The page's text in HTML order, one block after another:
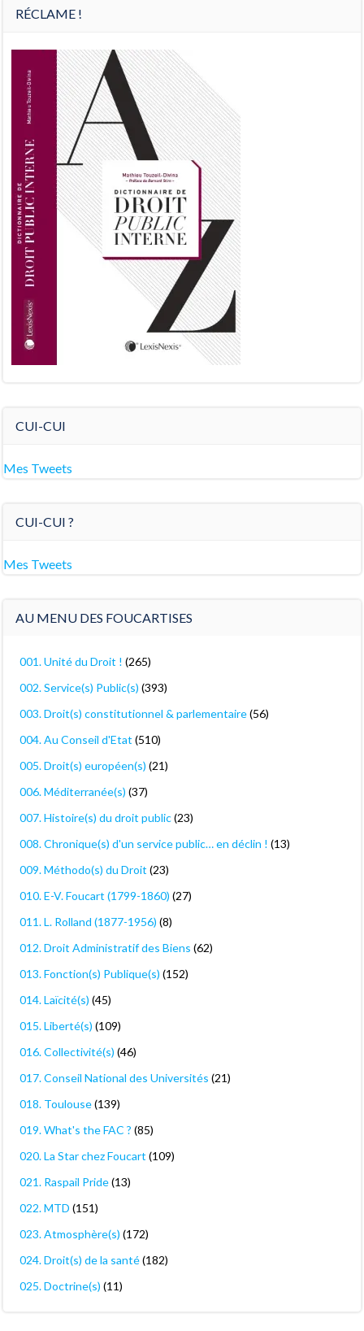
RÉCLAME !
CUI-CUI
Mes Tweets
CUI-CUI ?
Mes Tweets
AU MENU DES FOUCARTISES
001. Unité du Droit ! (265)
002. Service(s) Public(s) (393)
003. Droit(s) constitutionnel & parlementaire(56)
004. Au Conseil d'Etat (510)
005. Droit(s) européen(s) (21)
006. Méditerranée(s) (37)
007. Histoire(s) du droit public(23)
008. Chronique(s) d'un service public… en déclin ! (13)
009. Méthodo(s) du Droit (23)
010. E-V. Foucart (1799-1860) (27)
011. L. Rolland (1877-1956) (8)
012. Droit Administratif des Biens (62)
013. Fonction(s) Publique(s) (152)
014. Laïcité(s) (45)
015. Liberté(s) (109)
016. Collectivité(s) (46)
017. Conseil National des Universités (21)
018. Toulouse(139)
019. What's the FAC ? (85)
020. La Star chez Foucart (109)
021. Raspail Pride(13)
022. MTD (151)
023. Atmosphère(s) (172)
024. Droit(s) de la santé(182)
025. Doctrine(s) (11)